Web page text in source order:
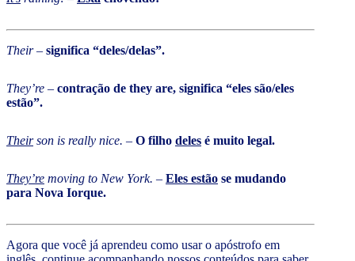
Their– significa “deles/delas”.
They’re – contração de they are, significa “eles são/eles
estão”.
Theirson is really nice. – O filho deles é muito legal.
They’re moving to New York. – Eles estão se mudando
para Nova Iorque.
Agora que você já aprendeu como usar o apóstrofo em